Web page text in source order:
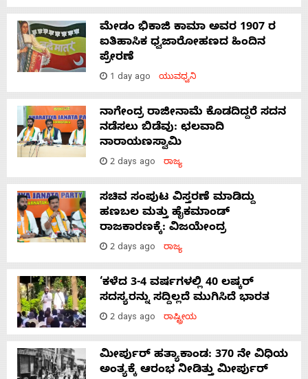
ಮೇಡಂ ಭಿಕಾಜಿ ಕಾಮಾ ಅವರ 1907 ರ
ಐತಿಹಾಸಿಕ ಧ್ವಜಾರೋಹಣದ ಹಿಂದಿನ
ಪ್ರೇರಣೆ
1 day ago ಯುವಧ್ವನಿ
ನಾಗೇಂದ್ರ ರಾಜೀನಾಮೆ ಕೊಡದಿದ್ದರೆ ಸದನ
ನಡೆಸಲು ಬಿಡೆವು: ಛಲವಾದಿ
ನಾರಾಯಣಸ್ವಾಮಿ
2 days ago ರಾಜ್ಯ
ಸಚಿವ ಸಂಪುಟ ವಿಸ್ತರಣೆ ಮಾಡಿದ್ದು
ಹಣಬಲ ಮತ್ತು ಹೈಕಮಾಂಡ್
ರಾಜಕಾರಣಕ್ಕೆ: ವಿಜಯೇಂದ್ರ
2 days ago ರಾಜ್ಯ
‘ಕಳೆದ 3-4 ವರ್ಷಗಳಲ್ಲಿ 40 ಲಷ್ಕರ್
ಸದಸ್ಯರನ್ನು ಸದ್ದಿಲ್ಲದೆ ಮುಗಿಸಿದೆ ಭಾರತ
2 days ago ರಾಷ್ಟ್ರೀಯ
ಮೀರ್ಪುರ್ ಹತ್ಯಾಕಾಂಡ: 370 ನೇ ವಿಧಿಯ
ಅಂತ್ಯಕ್ಕೆ ಆರಂಭ ನೀಡಿತ್ತು ಮೀರ್ಪುರ್